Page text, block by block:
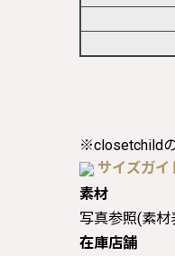
※closetchildの
サイズガイ
素材
写真参照(素
在庫店舗